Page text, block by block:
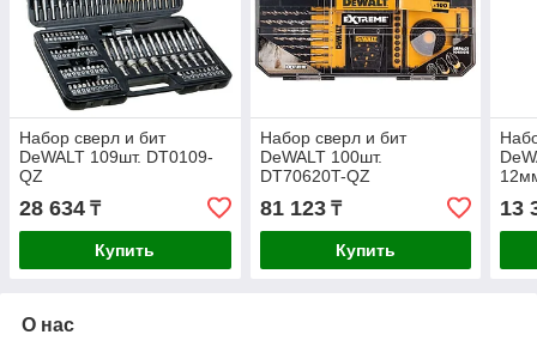
Набор сверл и бит
DeWALT 109шт. DT0109-
QZ
28 634 ₸
Купить
Набор сверл и бит
DeWALT 100шт.
DT70620T-QZ
81 123₸
Купить
13
О нас